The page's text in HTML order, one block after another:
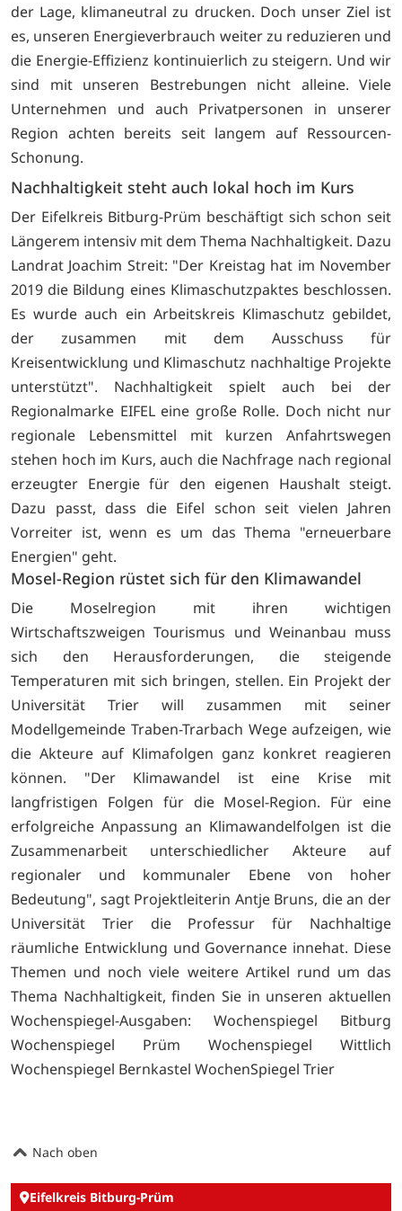
der Lage, klimaneutral zu drucken. Doch unser Ziel ist
es, unseren Energieverbrauch weiter zu reduzieren und
die Energie-Effizienz kontinuierlich zu steigern. Und wir
sind mit unseren Bestrebungen nicht alleine. Viele
Unternehmen und auch Privatpersonen in unserer
Region achten bereits seit langem auf Ressourcen-
Schonung.
Nachhaltigkeit steht auch lokal hoch im Kurs
Der Eifelkreis Bitburg-Prüm beschäftigt sich schon seit
Längerem intensiv mit dem Thema Nachhaltigkeit. Dazu
Landrat Joachim Streit: "Der Kreistag hat im November
2019 die Bildung eines Klimaschutzpaktes beschlossen.
Es wurde auch ein Arbeitskreis Klimaschutz gebildet,
der zusammen mit dem Ausschuss für
Kreisentwicklung und Klimaschutz nachhaltige Projekte
unterstützt". Nachhaltigkeit spielt auch bei der
Regionalmarke EIFEL eine große Rolle. Doch nicht nur
regionale Lebensmittel mit kurzen Anfahrtswegen
stehen hoch im Kurs, auch die Nachfrage nach regional
erzeugter Energie für den eigenen Haushalt steigt.
Dazu passt, dass die Eifel schon seit vielen Jahren
Vorreiter ist, wenn es um das Thema "erneuerbare
Energien" geht.
Mosel-Region rüstet sich für den Klimawandel
Die Moselregion mit ihren wichtigen
Wirtschaftszweigen Tourismus und Weinanbau muss
sich den Herausforderungen, die steigende
Temperaturen mit sich bringen, stellen. Ein Projekt der
Universität Trier will zusammen mit seiner
Modellgemeinde Traben-Trarbach Wege aufzeigen, wie
die Akteure auf Klimafolgen ganz konkret reagieren
können. "Der Klimawandel ist eine Krise mit
langfristigen Folgen für die Mosel-Region. Für eine
erfolgreiche Anpassung an Klimawandelfolgen ist die
Zusammenarbeit unterschiedlicher Akteure auf
regionaler und kommunaler Ebene von hoher
Bedeutung", sagt Projektleiterin Antje Bruns, die an der
Universität Trier die Professur für Nachhaltige
räumliche Entwicklung und Governance innehat. Diese
Themen und noch viele weitere Artikel rund um das
Thema Nachhaltigkeit, finden Sie in unseren aktuellen
Wochenspiegel-Ausgaben: Wochenspiegel Bitburg
Wochenspiegel Prüm Wochenspiegel Wittlich
Wochenspiegel Bernkastel WochenSpiegel Trier
Nach oben
Eifelkreis Bitburg-Prüm